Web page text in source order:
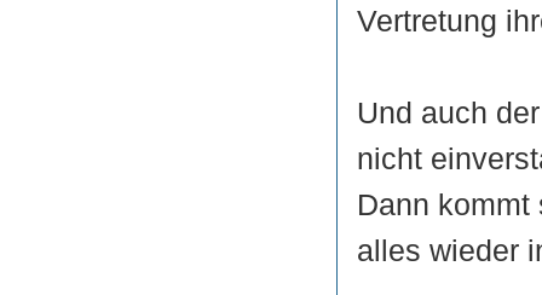
Vertretung
Und auch
nicht
Dann kommt
alles wieder